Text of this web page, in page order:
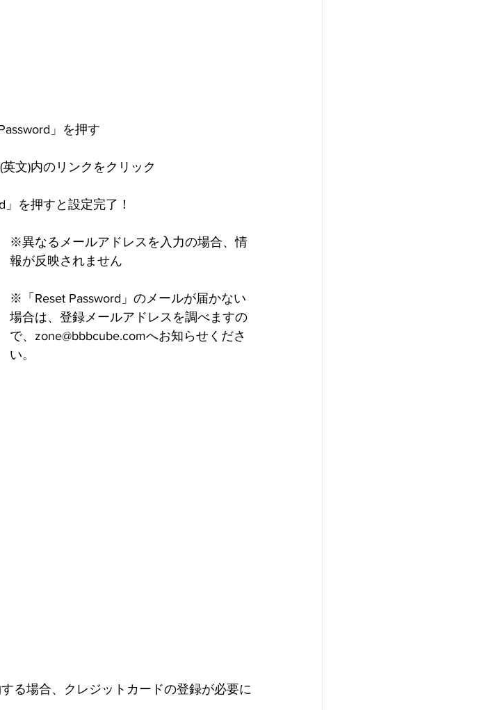
」を押す
文)内のリンクをクリック
を押すと設定完了！
※異なるメールアドレスを入力の場合、情
報が反映されません
※「Reset Password」のメールが届かない
場合は、登録メールアドレスを調べますの
で、zone@bbbcube.comへお知らせくださ
い。
る場合、クレジットカードの登録が必要に